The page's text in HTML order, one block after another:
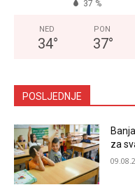
37 %
NED
34°
PON
37°
POSLJEDNJE
za